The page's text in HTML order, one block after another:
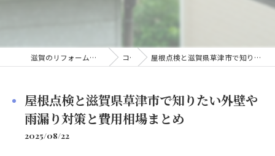
滋賀のリフォームなら株式会社新建ルーフ工業 コラム 屋根点検と滋賀県草津市で知りたい外壁や雨漏り対策と費用相場まとめ
屋根点検と滋賀県草津市で知りたい外壁や
雨漏り対策と費用相場まとめ
2025/08/22